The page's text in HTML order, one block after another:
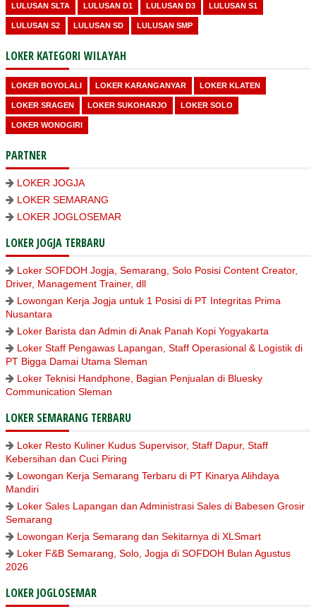
LULUSAN SLTA LULUSAN D1 LULUSAN D3 LULUSAN S1
LULUSAN S2 LULUSAN SD LULUSAN SMP
LOKER KATEGORI WILAYAH
LOKER BOYOLALI LOKER KARANGANYAR LOKER KLATEN
LOKER SRAGEN LOKER SUKOHARJO LOKER SOLO
LOKER WONOGIRI
PARTNER
LOKER JOGJA
LOKER SEMARANG
LOKER JOGLOSEMAR
LOKER JOGJA TERBARU
Loker SOFDOH Jogja, Semarang, Solo Posisi Content Creator,
Driver, Management Trainer, dll
Lowongan Kerja Jogja untuk 1 Posisi di PT Integritas Prima
Nusantara
Loker Barista dan Admin di Anak Panah Kopi Yogyakarta
Loker Staff Pengawas Lapangan, Staff Operasional & Logistik di
PT Bigga Damai Utama Sleman
Loker Teknisi Handphone, Bagian Penjualan di Bluesky
Communication Sleman
LOKER SEMARANG TERBARU
Loker Resto Kuliner Kudus Supervisor, Staff Dapur, Staff
Kebersihan dan Cuci Piring
Lowongan Kerja Semarang Terbaru di PT Kinarya Alihdaya
Mandiri
Loker Sales Lapangan dan Administrasi Sales di Babesen Grosir
Semarang
Lowongan Kerja Semarang dan Sekitarnya di XLSmart
Loker F&B Semarang, Solo, Jogja di SOFDOH Bulan Agustus
2026
LOKER JOGLOSEMAR